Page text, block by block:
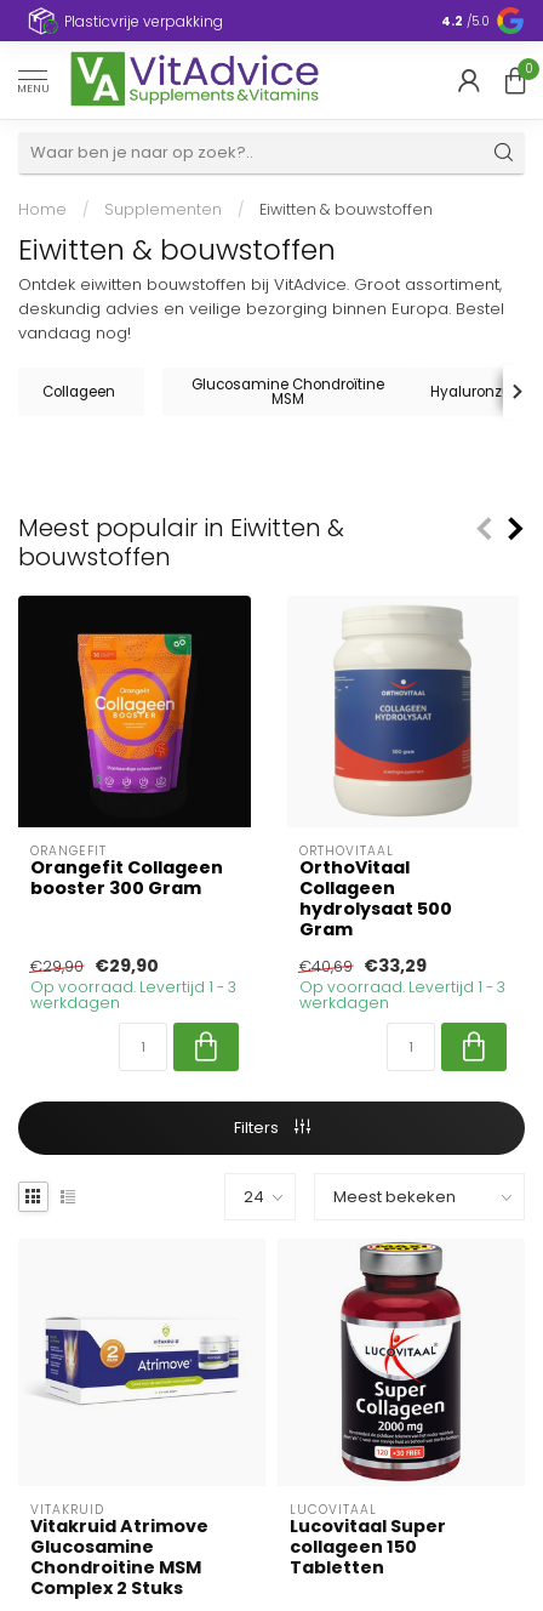
Plasticvrije verpakking 4.2 /5.0
MENU
0
Home / Supplementen / Eiwitten & bouwstoffen
Eiwitten & bouwstoffen
Ontdek eiwitten bouwstoffen bij VitAdvice. Groot assortiment,
deskundig advies en veilige bezorging binnen Europa. Bestel
vandaag nog!
Collageen Glucosamine Chondroïtine
MSM Hyaluronzuur
Meest populair in Eiwitten &
bouwstoffen
ORANGEFIT
Orangefit Collageen
booster 300 Gram
€29,90 €29,90
Op voorraad. Levertijd 1 - 3
werkdagen
ORTHOVITAAL
OrthoVitaal
Collageen
hydrolysaat 500
Gram
€40,69 €33,29
Op voorraad. Levertijd 1 - 3
werkdagen
Filters
VITAKRUID
Vitakruid Atrimove
Glucosamine
Chondroitine MSM
Complex 2 Stuks
LUCOVITAAL
Lucovitaal Super
collageen 150
Tabletten